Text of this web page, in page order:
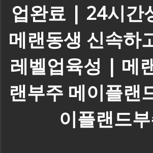
업완료 | 24시간
메랜동생 신속하
레벨업육성 | 메
랜부주 메이플랜
이플랜드